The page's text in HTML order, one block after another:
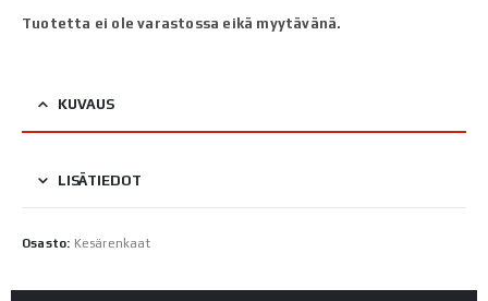
Tuotetta ei ole varastossa eikä myytävänä.
KUVAUS
LISÄTIEDOT
Osasto: Kesärenkaat